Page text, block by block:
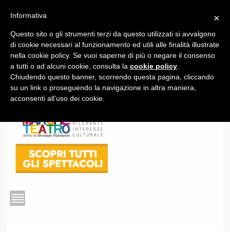
1
×
Informativa
Questo sito o gli strumenti terzi da questo utilizzati si avvalgono
di cookie necessari al funzionamento ed utili alle finalità illustrate
nella cookie policy. Se vuoi saperne di più o negare il consenso
a tutti o ad alcuni cookie, consulta la cookie policy
Chiudendo questo banner, scorrendo questa pagina, cliccando
su un link o proseguendo la navigazione in altra maniera,
acconsenti all’uso dei cookie.